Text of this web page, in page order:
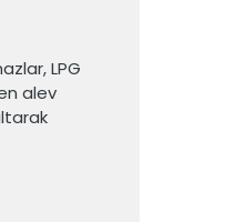
LPG
alev